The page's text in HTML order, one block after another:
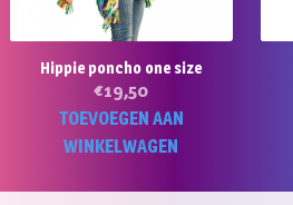
Hippie poncho one size
€19,50
TOEVOEGEN AAN
WINKELWAGEN